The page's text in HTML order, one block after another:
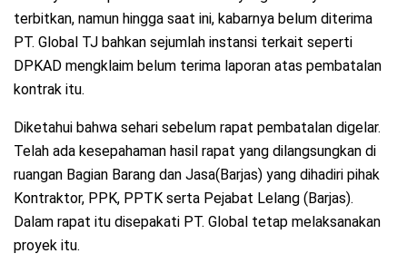
terbitkan, namun hingga saat ini, kabarnya belum diterima
PT. Global TJ bahkan sejumlah instansi terkait seperti
DPKAD mengklaim belum terima laporan atas pembatalan
kontrak itu.
Diketahui bahwa sehari sebelum rapat pembatalan digelar.
Telah ada kesepahaman hasil rapat yang dilangsungkan di
ruangan Bagian Barang dan Jasa(Barjas) yang dihadiri pihak
Kontraktor, PPK, PPTK serta Pejabat Lelang (Barjas).
Dalam rapat itu disepakati PT. Global tetap melaksanakan
proyek itu.